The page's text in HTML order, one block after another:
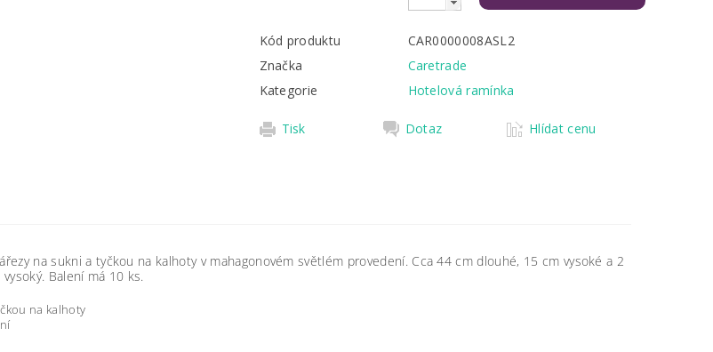
Kód produktu
CAR0000008ASL2
Značka
Caretrade
Kategorie
Hotelová ramínka
Tisk Dotaz Hlídat cenu
na sukni a tyčkou na kalhoty v mahagonovém světlém provedení. Cca 44 cm dlouhé, 15 cm vysoké a 2
Balení má 10 ks.
na kalhoty